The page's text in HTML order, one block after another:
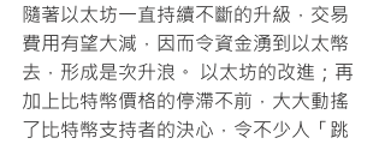
隨著以太坊一直持續不斷的升級，交易
費用有望大減，因而令資金湧到以太幣
去，形成是次升浪。 以太坊的改進；再
加上比特幣價格的停滯不前，大大動搖
了比特幣支持者的決心，令不少人「跳